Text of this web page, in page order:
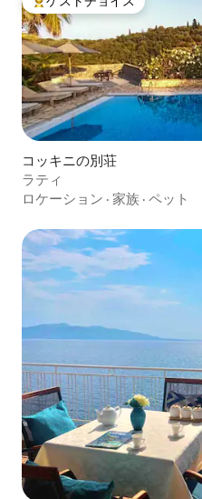
大好評のゲストチョイスです。
コッキニの別荘
ラティ
ロケーション · 家族 · ペット